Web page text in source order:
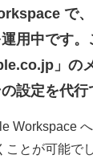
で
用中です。
」の
設定を代行
Workspace
ことが可能で